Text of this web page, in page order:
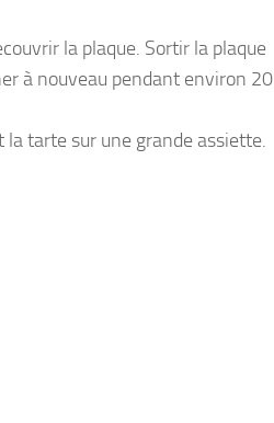
la plaque. Sortir la plaque
à nouveau pendant environ 20
tarte sur une grande assiette.